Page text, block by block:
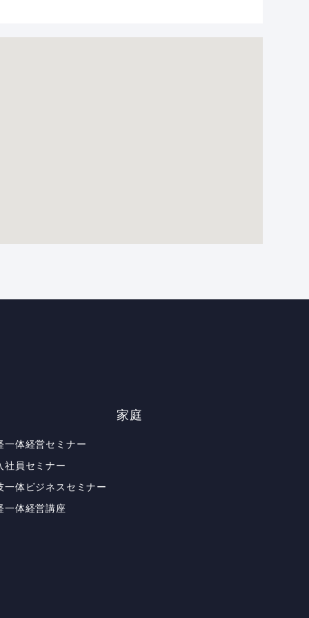
一体経営セミナー
社員セミナー
一体ビジネスセミナー
一体経営講座
家庭